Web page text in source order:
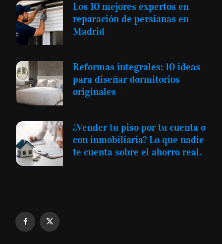
Los 10 mejores expertos en
reparación de persianas en
Madrid
Reformas integrales: 10 ideas
para diseñar dormitorios
originales
¿Vender tu piso por tu cuenta o
con inmobiliaria? Lo que nadie
te cuenta sobre el ahorro real.